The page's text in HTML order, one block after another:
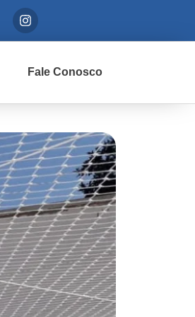
Fale Conosco